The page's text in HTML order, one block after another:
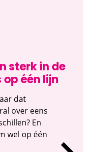
sterk in de
één lijn
dat
over eens
En
wel op één